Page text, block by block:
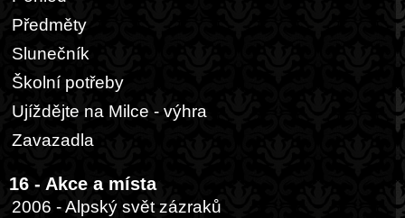
Předměty
Slunečník
Školní potřeby
Ujíždějte na Milce - výhra
Zavazadla
16 - Akce a místa
2006 - Alpský svět zázraků